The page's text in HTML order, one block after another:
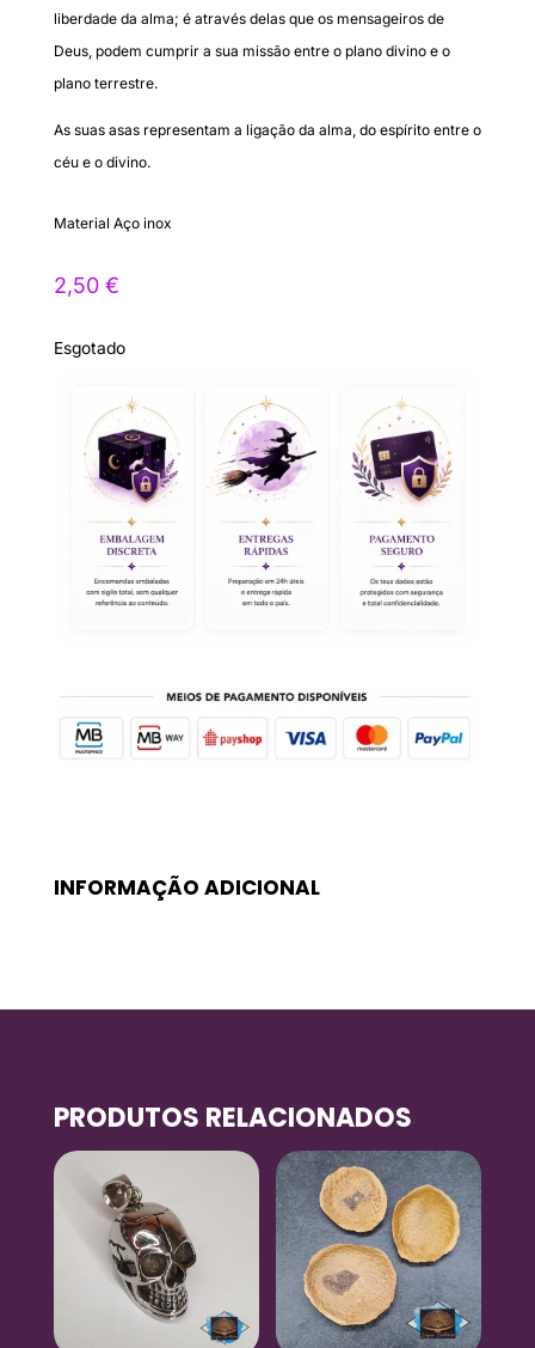
liberdade da alma; é através delas que os mensageiros de
Deus, podem cumprir a sua missão entre o plano divino e o
plano terrestre.
As suas asas representam a ligação da alma, do espírito entre o
céu e o divino.
Material Aço inox
2,50 €
Esgotado
INFORMAÇÃO ADICIONAL
PRODUTOS RELACIONADOS